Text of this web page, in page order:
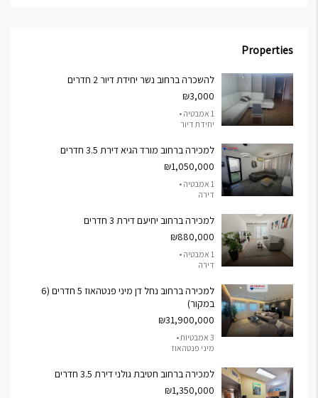
Properties
להשכרה ברחוב נשר יחידת דיור 2 חדרים
₪3,000
1 אמבטיה •
יחידת דיור
למכירה ברחוב מורד הגיא דירת 3.5 חדרים
₪1,050,000
1 אמבטיה •
דירה
למכירה ברחוב יחיעם דירת 3 חדרים
₪880,000
1 אמבטיה •
דירה
למכירה ברחוב נחל דן מיני פנטהאוז 5 חדרים (6
במקור)
₪31,900,000
3 אמבטיות •
מיני פנטהאוז
למכירה ברחוב חטיבת גולני דירת 3.5 חדרים
₪1,350,000